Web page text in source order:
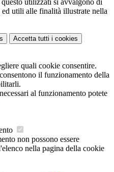
utilizzati si avvalgono di
utili alle finalità illustrate nella
Accetta tutti i cookies
quali cookie consentire.
il funzionamento della
al funzionamento potete
non possono essere
nella pagina della cookie